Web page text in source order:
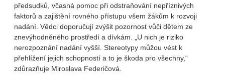
předsudků, včasná pomoc při odstraňování nepříznivých
faktorů a zajištění rovného přístupu všem žákům k rozvoji
nadání. Vědci doporučují zvýšit pozornost vůči dětem ze
znevýhodněného prostředí a dívkám. „U nich je riziko
nerozpoznání nadání vyšší. Stereotypy můžou vést k
přehlížení jejich schopností a to je škoda pro všechny,“
zdůrazňuje Miroslava Federičová.